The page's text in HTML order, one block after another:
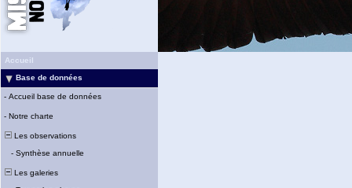
Accueil
Base de données
- Accueil base de données
- Notre charte
Les observations
- Synthèse annuelle
Les galeries